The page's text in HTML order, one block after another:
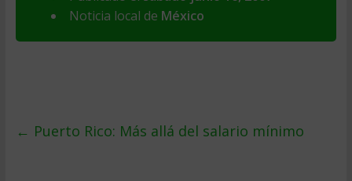
Noticia local de México
← Puerto Rico: Más allá del salario mínimo